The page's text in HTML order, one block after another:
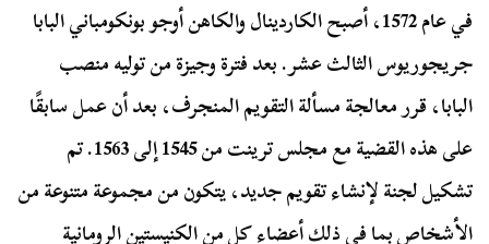
في عام 1572، أصبح الكاردينال والكاهن أوجو بونكومباني البابا
جريجوريوس الثالث عشر. بعد فترة وجيزة من توليه منصب
البابا، قرر معالجة مسألة التقويم المنجرف، بعد أن عمل سابقًا
على هذه القضية مع مجلس ترينت من 1545 إلى 1563. تم
تشكيل لجنة لإنشاء تقويم جديد، يتكون من مجموعة متنوعة من
الأشخاص بما في ذلك أعضاء كل من الكنيستين الرومانية